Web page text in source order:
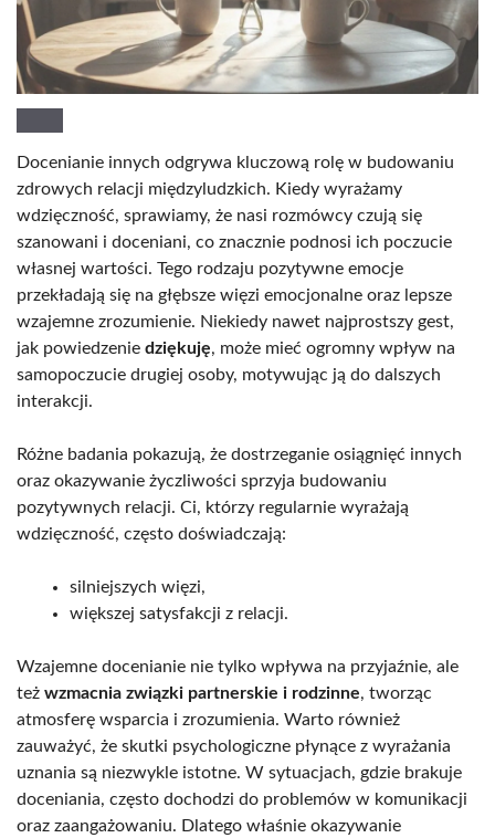
Docenianie innych odgrywa kluczową rolę w budowaniu
zdrowych relacji międzyludzkich. Kiedy wyrażamy
wdzięczność, sprawiamy, że nasi rozmówcy czują się
szanowani i doceniani, co znacznie podnosi ich poczucie
własnej wartości. Tego rodzaju pozytywne emocje
przekładają się na głębsze więzi emocjonalne oraz lepsze
wzajemne zrozumienie. Niekiedy nawet najprostszy gest,
jak powiedzenie dziękuję, może mieć ogromny wpływ na
samopoczucie drugiej osoby, motywując ją do dalszych
interakcji.
Różne badania pokazują, że dostrzeganie osiągnięć innych
oraz okazywanie życzliwości sprzyja budowaniu
pozytywnych relacji. Ci, którzy regularnie wyrażają
wdzięczność, często doświadczają:
silniejszych więzi,
większej satysfakcji z relacji.
Wzajemne docenianie nie tylko wpływa na przyjaźnie, ale
też wzmacnia związki partnerskie i rodzinne, tworząc
atmosferę wsparcia i zrozumienia. Warto również
zauważyć, że skutki psychologiczne płynące z wyrażania
uznania są niezwykle istotne. W sytuacjach, gdzie brakuje
doceniania, często dochodzi do problemów w komunikacji
oraz zaangażowaniu. Dlatego właśnie okazywanie